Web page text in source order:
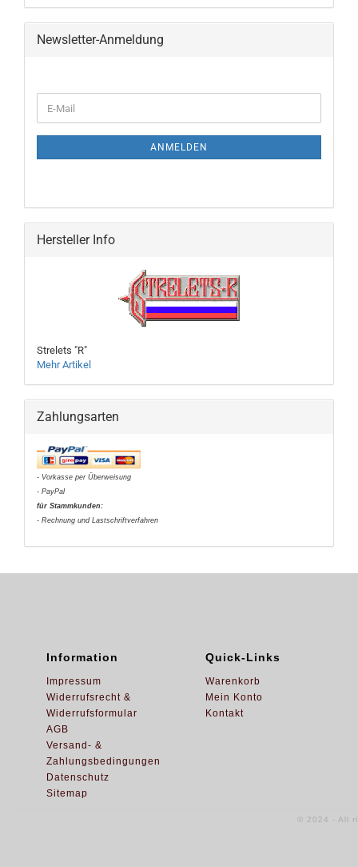
Newsletter-Anmeldung
ZUR
E-
Mail
ANMELDEN
Hersteller Info
Strelets "R"
Mehr Artikel
Zahlungsarten
- Vorkasse per Überweisung
- PayPal
für Stammkunden:
- Rechnung und Lastschriftverfahren
Information
Impressum
Widerrufsrecht &
Widerrufsformular
AGB
Versand- &
Zahlungsbedingungen
Datenschutz
Sitemap
Quick-Links
Warenkorb
Mein Konto
Kontakt
© 2024 - All